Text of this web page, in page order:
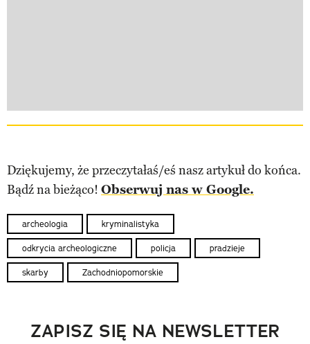
Dziękujemy, że przeczytałaś/eś nasz artykuł do końca.
Bądź na bieżąco! Obserwuj nas w Google.
archeologia kryminalistyka
odkrycia archeologiczne policja pradzieje
skarby Zachodniopomorskie
ZAPISZ SIĘ NA NEWSLETTER